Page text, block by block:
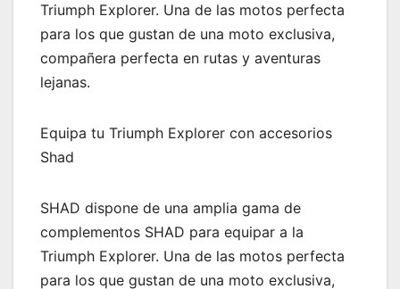
Triumph Explorer. Una de las motos perfecta
para los que gustan de una moto exclusiva,
compañera perfecta en rutas y aventuras
lejanas.
Equipa tu Triumph Explorer con accesorios
Shad
SHAD dispone de una amplia gama de
complementos SHAD para equipar a la
Triumph Explorer. Una de las motos perfecta
para los que gustan de una moto exclusiva,